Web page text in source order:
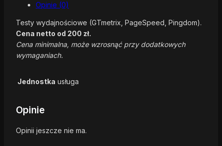
Opinie (0)
Testy wydajnościowe (GTmetrix, PageSpeed, Pingdom).
Cena netto od 200 zł.
Cena minimalna, może wzrosnąć przy dodatkowych
wymaganiach.
Jednostka usługa
Opinie
Opinii jeszcze nie ma.